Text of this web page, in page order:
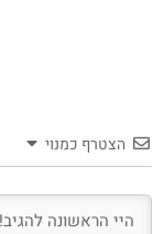
הצטרף כמנוי